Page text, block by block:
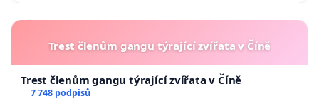
Trest členům gangu týrající zvířata v Číně
Trest členům gangu týrající zvířata v Číně
7 748 podpisů